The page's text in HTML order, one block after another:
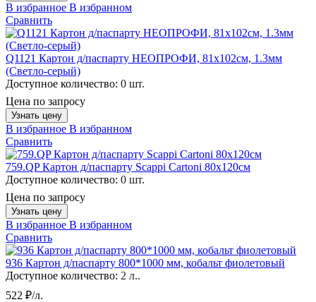
В избранное В избранном
Сравнить
Q1121 Картон д/паспарту НЕОПРОФИ, 81x102см, 1.3мм
(Светло-серый)
Доступное количество: 0 шт.
Цена по запросу
Узнать цену
В избранное В избранном
Сравнить
759.QP Картон д/паспарту Scappi Cartoni 80х120см
Доступное количество: 0 шт.
Цена по запросу
Узнать цену
В избранное В избранном
Сравнить
936 Картон д/паспарту 800*1000 мм, кобальт фиолетовый
Доступное количество: 2 л..
522 ₽/л.